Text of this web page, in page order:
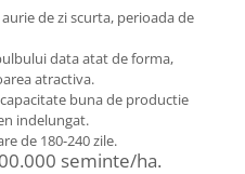
de zi scurta, perioada de
data atat de forma,
atractiva.
buna de productie
indelungat.
de 180-240 zile.
seminte/ha.